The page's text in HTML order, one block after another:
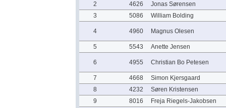
2
4626
Jonas Sørensen
3
5086 William Bolding
4 4960 Magnus Olesen
5 5543 Anette Jensen
6 4955 Christian Bo Petesen
7 4668
Simon Kjersgaard
8
4232
Søren Kristensen
9
8016 Freja Riegels-Jakobsen